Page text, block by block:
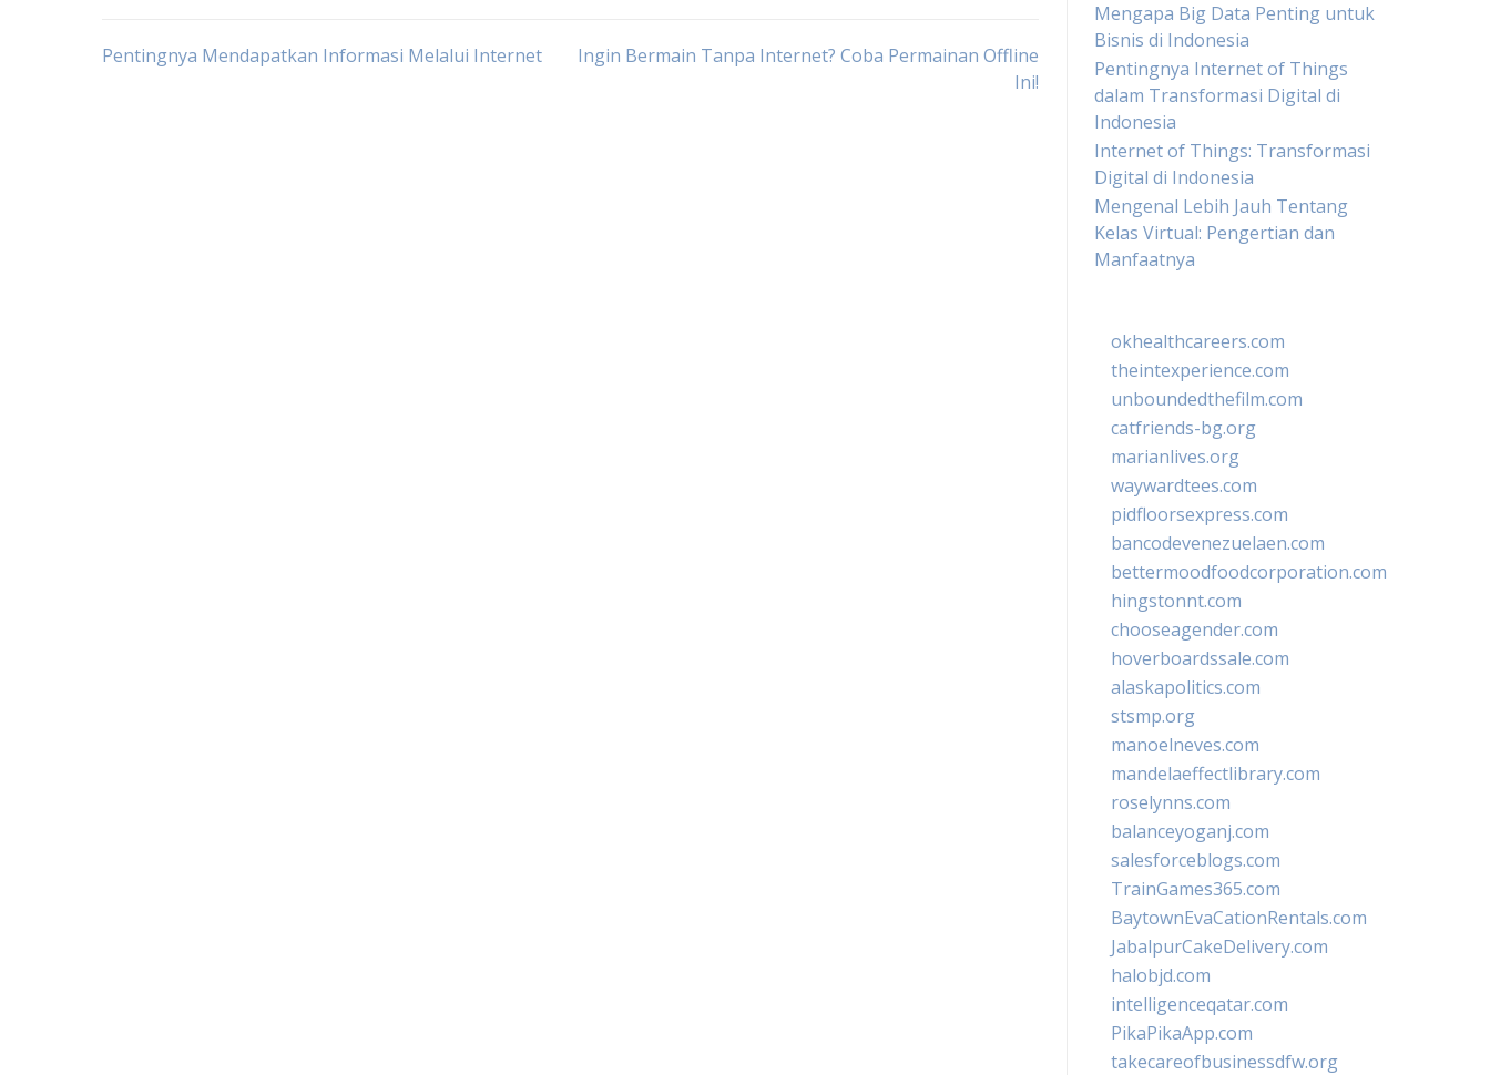
Post
Pentingnya Mendapatkan Informasi Melalui Internet
Ingin Bermain Tanpa Internet? Coba Permainan Offline
Ini!
Mengapa Big Data Penting untuk
Bisnis di Indonesia
Pentingnya Internet of Things
dalam Transformasi Digital di
Indonesia
Internet of Things: Transformasi
Digital di Indonesia
Mengenal Lebih Jauh Tentang
Kelas Virtual: Pengertian dan
Manfaatnya
okhealthcareers.com
theintexperience.com
unboundedthefilm.com
catfriends-bg.org
marianlives.org
waywardtees.com
pidfloorsexpress.com
bancodevenezuelaen.com
bettermoodfoodcorporation.com
hingstonnt.com
chooseagender.com
hoverboardssale.com
alaskapolitics.com
stsmp.org
manoelneves.com
mandelaeffectlibrary.com
roselynns.com
balanceyoganj.com
salesforceblogs.com
TrainGames365.com
BaytownEvaCationRentals.com
JabalpurCakeDelivery.com
halobjd.com
intelligenceqatar.com
PikaPikaApp.com
takecareofbusinessdfw.org